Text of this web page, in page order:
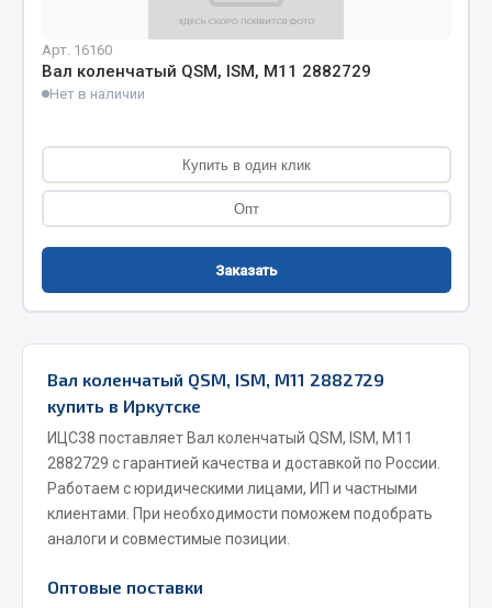
Показать ещё
Весь раздел
Соединительные элементы
Адаптеры и переходники
Трубки, муфты, гайки
Штуцеры
Весь раздел
Инструмент
Измерительный инструмент
Арт. 16160
Вал коленчатый QSM, ISM, M11 2882729
Нет в наличии
Купить в один клик
Опт
Заказать
Вал коленчатый QSM, ISM, M11 2882729
купить в Иркутске
ИЦС38 поставляет Вал коленчатый QSM, ISM, M11
2882729 с гарантией качества и доставкой по России.
Работаем с юридическими лицами, ИП и частными
клиентами. При необходимости поможем подобрать
аналоги и совместимые позиции.
Оптовые поставки